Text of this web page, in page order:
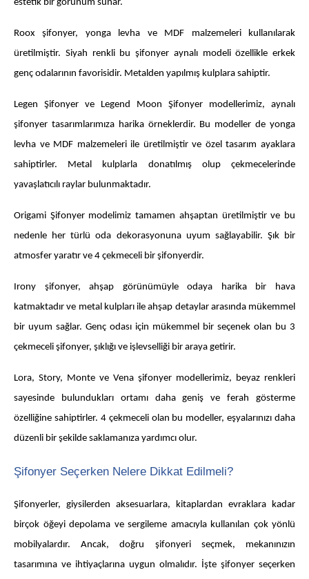
estetik bir görünüm sunar.
Roox şifonyer, yonga levha ve MDF malzemeleri kullanılarak
üretilmiştir. Siyah renkli bu şifonyer aynalı modeli özellikle erkek
genç odalarının favorisidir. Metalden yapılmış kulplara sahiptir.
Legen Şifonyer ve Legend Moon Şifonyer modellerimiz, aynalı
şifonyer tasarımlarımıza harika örneklerdir. Bu modeller de yonga
levha ve MDF malzemeleri ile üretilmiştir ve özel tasarım ayaklara
sahiptirler. Metal kulplarla donatılmış olup çekmecelerinde
yavaşlatıcılı raylar bulunmaktadır.
Origami Şifonyer modelimiz tamamen ahşaptan üretilmiştir ve bu
nedenle her türlü oda dekorasyonuna uyum sağlayabilir. Şık bir
atmosfer yaratır ve 4 çekmeceli bir şifonyerdir.
Irony şifonyer, ahşap görünümüyle odaya harika bir hava
katmaktadır ve metal kulpları ile ahşap detaylar arasında mükemmel
bir uyum sağlar. Genç odası için mükemmel bir seçenek olan bu 3
çekmeceli şifonyer, şıklığı ve işlevselliği bir araya getirir.
Lora, Story, Monte ve Vena şifonyer modellerimiz, beyaz renkleri
sayesinde bulundukları ortamı daha geniş ve ferah gösterme
özelliğine sahiptirler. 4 çekmeceli olan bu modeller, eşyalarınızı daha
düzenli bir şekilde saklamanıza yardımcı olur.
Şifonyer Seçerken Nelere Dikkat Edilmeli?
Şifonyerler, giysilerden aksesuarlara, kitaplardan evraklara kadar
birçok öğeyi depolama ve sergileme amacıyla kullanılan çok yönlü
mobilyalardır. Ancak, doğru şifonyeri seçmek, mekanınızın
tasarımına ve ihtiyaçlarına uygun olmalıdır. İşte şifonyer seçerken